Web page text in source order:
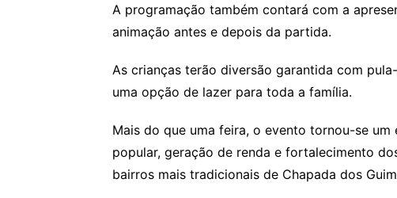
A programação também contará com a
animação antes e depois da partida.
As crianças terão diversão garantida com
uma opção de lazer para toda a família.
Mais do que uma feira, o evento tornou-se
popular, geração de renda e fortalecimento
bairros mais tradicionais de Chapada dos